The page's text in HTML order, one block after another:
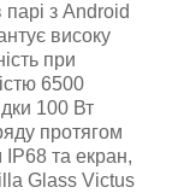
з Android
високу
при
6500
100 Вт
протягом
IP68 та екран,
Glass Victus